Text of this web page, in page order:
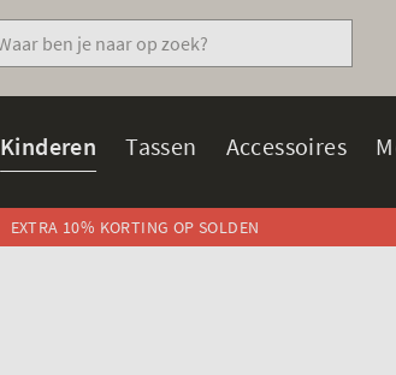
Kinderen Tassen Accessoires
EXTRA 10% KORTING OP SOLDEN